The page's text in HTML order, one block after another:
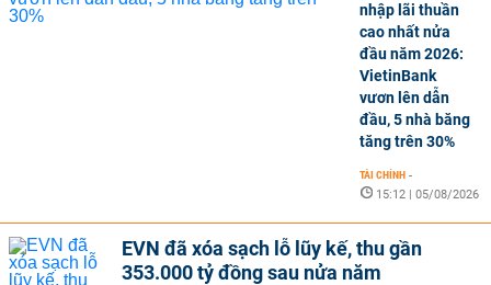
nhập lãi thuần
cao nhất nửa
đầu năm 2026:
VietinBank
vươn lên dẫn
đầu, 5 nhà băng
tăng trên 30%
TÀI CHÍNH -
15:12 | 05/08/2026
EVN đã xóa sạch lỗ lũy kế, thu gần
353.000 tỷ đồng sau nửa năm